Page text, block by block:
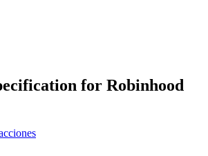
for Robinhood